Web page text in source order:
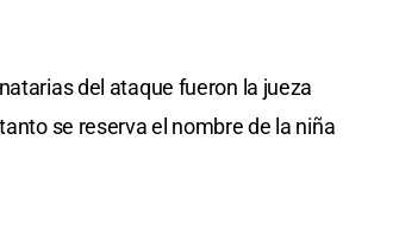
del ataque fueron la jueza
se reserva el nombre de la niña